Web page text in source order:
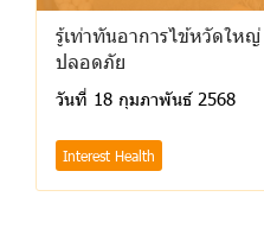
รู้เท่าทันอาการไข้หวัดให
ปลอดภัย
วันที่ 18 กุมภาพันธ์ 2568
Interest Health